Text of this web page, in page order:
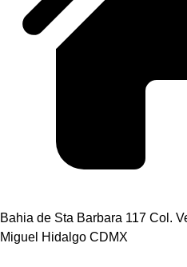
Bahia de Sta Barbara 117 Col.
Miguel Hidalgo CDMX